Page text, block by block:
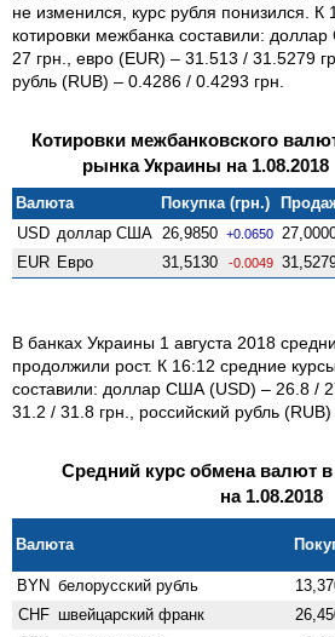
не изменился, курс рубля понизился.
котировки межбанка составили:
27 грн., евро (EUR) – 31.513 / 31.5279
рубль (RUB) – 0.4286 / 0.4293 грн.
Котировки межбанковского
рынка Украины на 1.08.2018
Валюта Покупка (грн.)
USD доллар США 26,9850 +0.0650
EUR Евро 31,5130 -0.0049
В банках Украины 1 августа 2018
продолжили рост. К 16:12 средние
составили: доллар США (USD) – 26.8 /
31.2 / 31.8 грн., российский рубль
Средний курс обмена валют
на 1.08.2018
Валюта
BYN белорусский рубль
CHF швейцарский франк